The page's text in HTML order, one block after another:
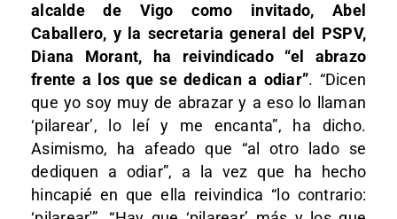
alcalde de Vigo como invitado, Abel
Caballero, y la secretaria general del PSPV,
Diana Morant, ha reivindicado “el abrazo
frente a los que se dedican a odiar”. “Dicen
que yo soy muy de abrazar y a eso lo llaman
‘pilarear’, lo leí y me encanta”, ha dicho.
Asimismo, ha afeado que “al otro lado se
dediquen a odiar”, a la vez que ha hecho
hincapié en que ella reivindica “lo contrario: